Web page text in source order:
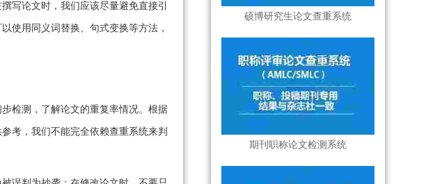
写论文时，我们应该尽量避免直接引
使用同义词替换、句式变换等方法，
检测，了解论文的重复率情况。根据
考，我们不能完全依赖查重系统来判
硕博研究生论文查重系统
期刊职称论文检测系统